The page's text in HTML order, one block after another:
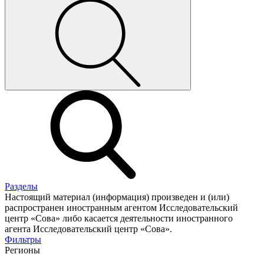
Разделы
Настоящий материал (информация) произведен и (или)
распространен иностранным агентом Исследовательский
центр «Сова» либо касается деятельности иностранного
агента Исследовательский центр «Сова».
Фильтры
Регионы